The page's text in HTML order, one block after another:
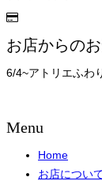
お店からの
6/4~アトリエふわ
Menu
Home
お店につい